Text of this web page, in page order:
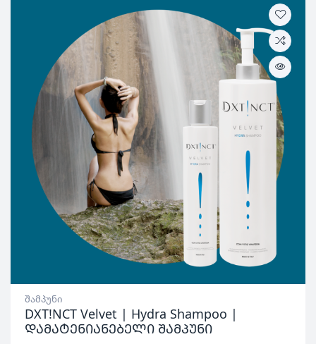
შამპუნი
DXT!NCT Velvet | Hydra Shampoo |
დამატენიანებელი შამპუნი